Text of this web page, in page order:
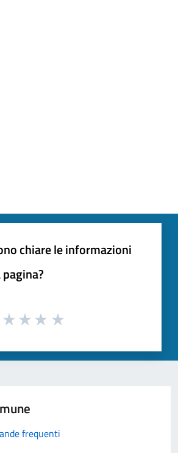
chiare le informazioni
frequenti